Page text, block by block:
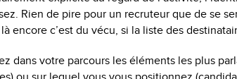
Rien de pire pour un recruteur que de se
encore c’est du vécu, si la liste des
dans votre parcours les éléments les plus